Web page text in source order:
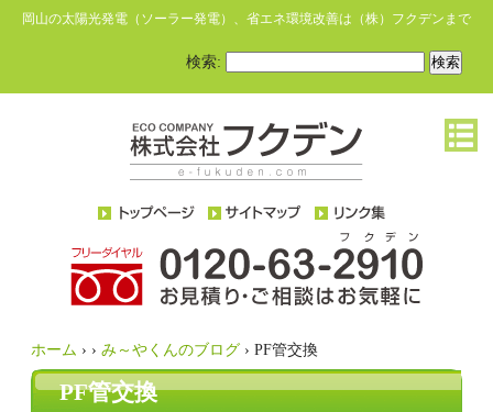
岡山の太陽光発電（ソーラー発電）、省エネ環境改善は（株）フクデンまで
検索:
ホーム › › み～やくんのブログ › PF管交換
PF管交換